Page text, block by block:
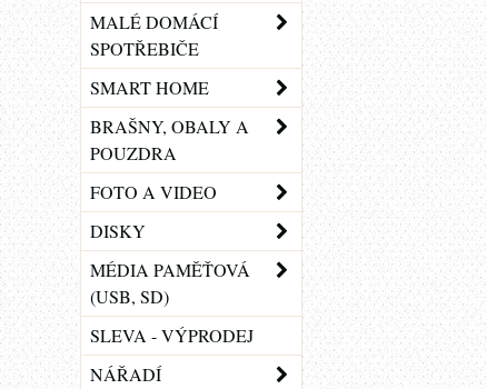
MALÉ DOMÁCÍ
SPOTŘEBIČE
SMART HOME
BRAŠNY, OBALY A
POUZDRA
FOTO A VIDEO
DISKY
MÉDIA PAMĚŤOVÁ
(USB, SD)
SLEVA - VÝPRODEJ
NÁŘADÍ